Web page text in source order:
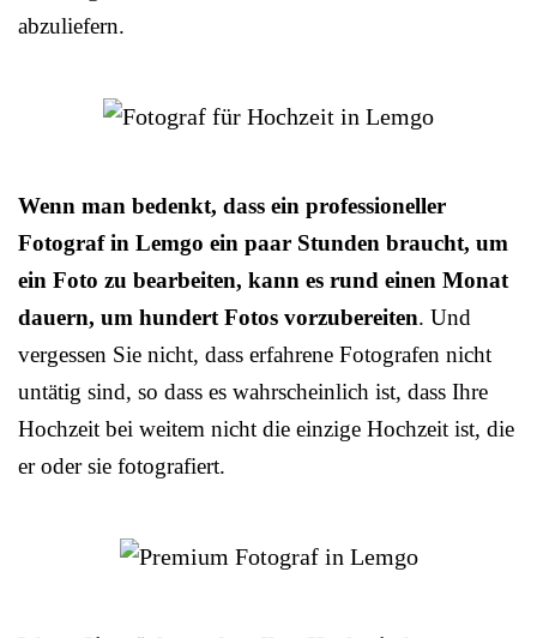
abzuliefern.
Wenn man bedenkt, dass ein professioneller
Fotograf in Lemgo ein paar Stunden braucht, um
ein Foto zu bearbeiten, kann es rund einen Monat
dauern, um hundert Fotos vorzubereiten. Und
vergessen Sie nicht, dass erfahrene Fotografen nicht
untätig sind, so dass es wahrscheinlich ist, dass Ihre
Hochzeit bei weitem nicht die einzige Hochzeit ist, die
er oder sie fotografiert.